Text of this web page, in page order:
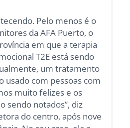
Pelo menos é o
da AFA Puerto, o
em que a terapia
T2E está sendo
um tratamento
usado com pessoas com
muito felizes e os
sendo notados”, diz
do centro, após nove